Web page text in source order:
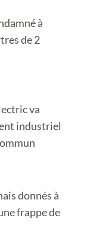
à
de 2
va
industriel
donnés à
frappe de